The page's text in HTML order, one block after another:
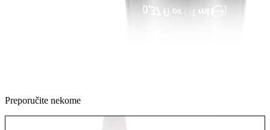
Preporučite nekome